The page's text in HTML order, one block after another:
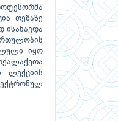
თემაზე
ისახავდა
იყო
ლექციის